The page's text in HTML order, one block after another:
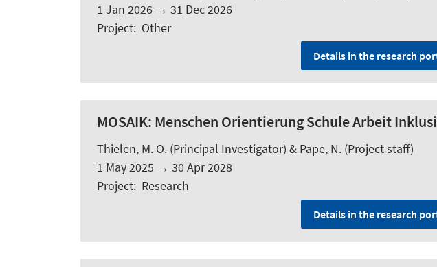
1 Jan 2026 → 31 Dec 2026
Project: Other
Details in the research
MOSAIK: Menschen Orientierung Schule Arbeit
Thielen, M. O. (Principal Investigator) & Pape, N. (Project staff)
1 May 2025 → 30 Apr 2028
Project: Research
Details in the research